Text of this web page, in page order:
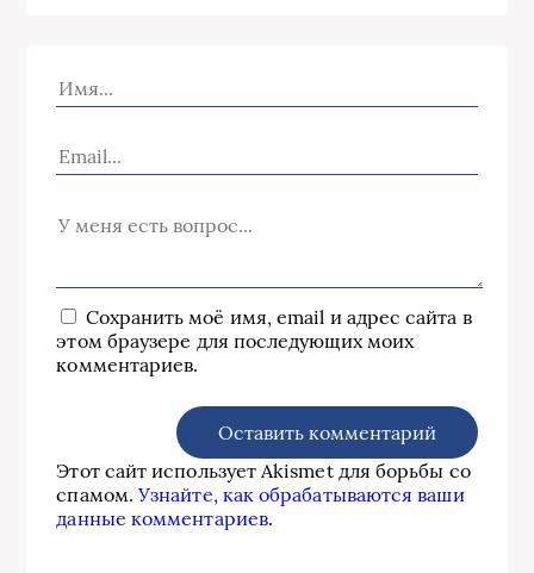
Сохранить моё имя, email и адрес сайта в
этом браузере для последующих моих
комментариев.
Этот сайт использует Akismet для борьбы со
спамом.Узнайте, как обрабатываются ваши
данные комментариев.